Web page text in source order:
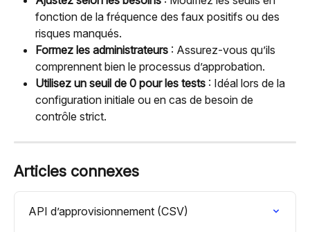
fonction de la fréquence des faux positifs ou des
risques manqués.
Formez les administrateurs : Assurez-vous qu’ils
comprennent bien le processus d’approbation.
Utilisez un seuil de 0 pour les tests : Idéal lors de la
configuration initiale ou en cas de besoin de
contrôle strict.
Articles connexes
API d’approvisionnement (CSV)